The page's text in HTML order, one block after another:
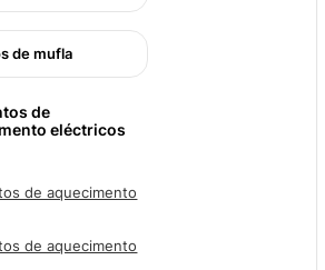
de mufla
de
eléctricos
de aquecimento
de aquecimento